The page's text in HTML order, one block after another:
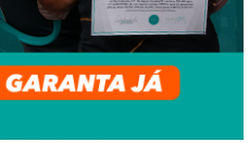
RESPONDER